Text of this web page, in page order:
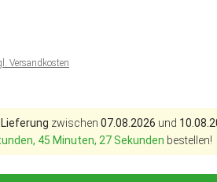
Versandkosten
zwischen 07.08.2026 und
45 Minuten, 25 Sekunden bestellen!